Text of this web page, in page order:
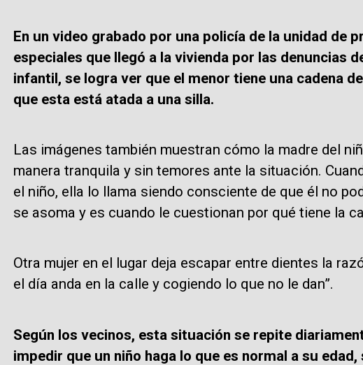
En un video grabado por una policía de la unidad de
especiales que llegó a la vivienda por las denuncias
infantil, se logra ver que el menor tiene una cadena
que esta está atada a una silla.
Las imágenes también muestran cómo la madre del
manera tranquila y sin temores ante la situación.
el niño, ella lo llama siendo consciente de que él no
se asoma y es cuando le cuestionan por qué tiene la
Otra mujer en el lugar deja escapar entre dientes la
el día anda en la calle y cogiendo lo que no le dan”.
Según los vecinos, esta situación se repite
impedir que un niño haga lo que es normal a su edad,